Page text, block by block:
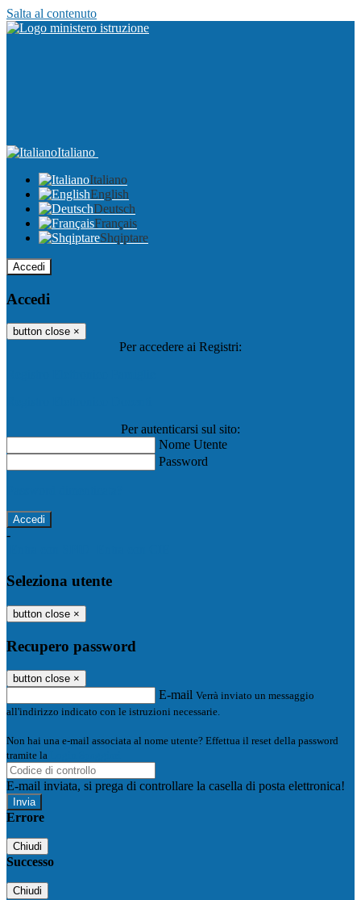
Salta al contenuto
Italiano
Italiano
English
Deutsch
Français
Shqiptare
Accedi
Accedi
button close ×
Per accedere ai Registri:
Per autenticarsi sul sito:
Nome Utente
Password
-
Seleziona utente
button close ×
Recupero password
button close ×
E-mail Verrà inviato un messaggio
all'indirizzo indicato con le istruzioni necessarie.
Non hai una e-mail associata al nome utente? Effettua il reset della password
tramite la
E-mail inviata, si prega di controllare la casella di posta elettronica!
Errore
Chiudi
Successo
Chiudi